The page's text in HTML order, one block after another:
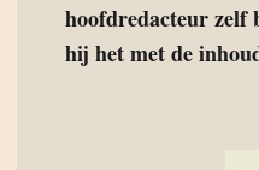
hoofdredacteur zelf
hij het met de